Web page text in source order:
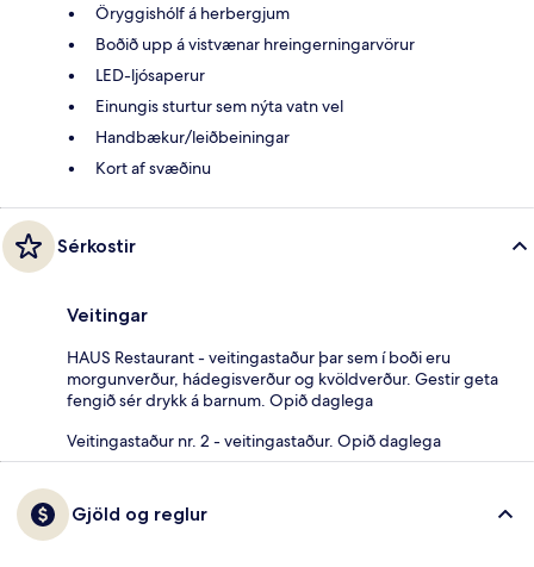
Öryggishólf á herbergjum
Boðið upp á vistvænar hreingerningarvörur
LED-ljósaperur
Einungis sturtur sem nýta vatn vel
Handbækur/leiðbeiningar
Kort af svæðinu
Sérkostir
Veitingar
HAUS Restaurant - veitingastaður þar sem í boði eru
morgunverður, hádegisverður og kvöldverður. Gestir geta
fengið sér drykk á barnum. Opið daglega
Veitingastaður nr. 2 - veitingastaður. Opið daglega
Gjöld og reglur